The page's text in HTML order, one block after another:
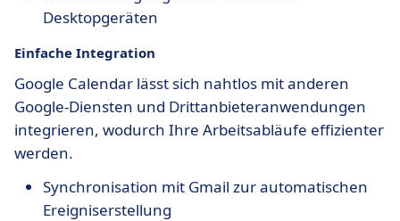
Desktopgeräten
Einfache Integration
Google Calendar lässt sich nahtlos mit anderen
Google-Diensten und Drittanbieteranwendungen
integrieren, wodurch Ihre Arbeitsabläufe effizienter
werden.
Synchronisation mit Gmail zur automatischen
Ereigniserstellung